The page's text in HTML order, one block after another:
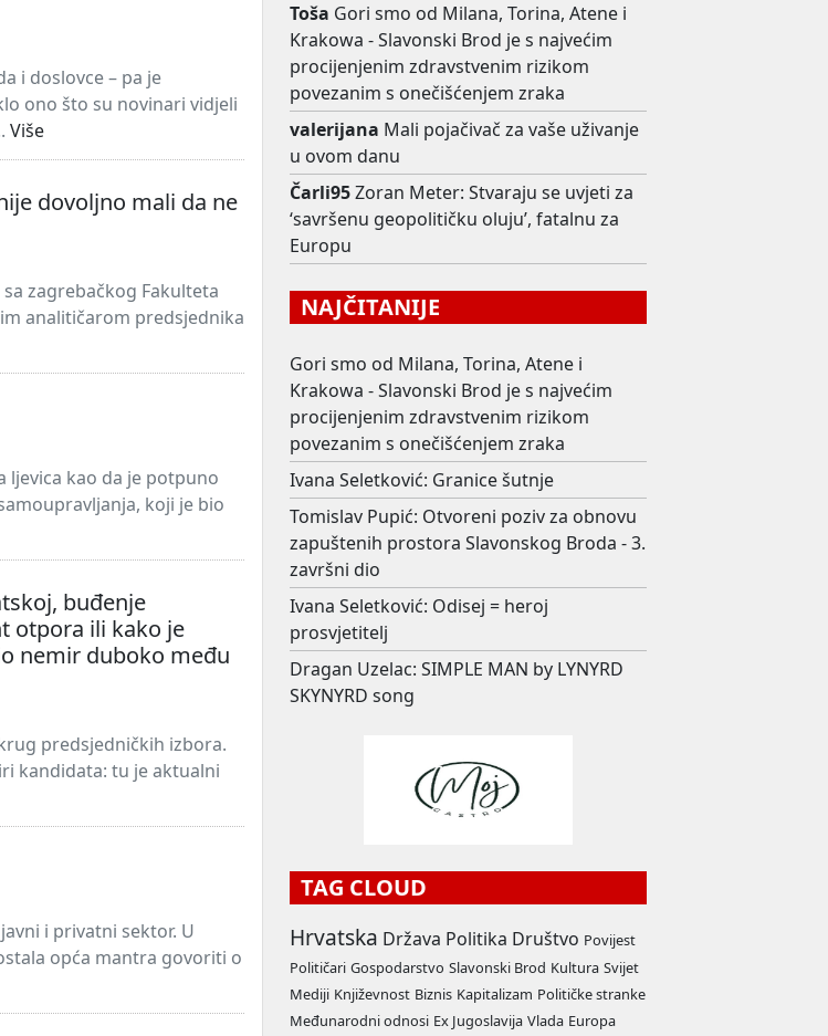
i doslovce – pa je
ono što su novinari vidjeli
Više
dovoljno mali da ne
zagrebačkog Fakulteta
analitičarom predsjednika
ljevica kao da je potpuno
koji je bio
buđenje
otpora ili kako je
nemir duboko među
predsjedničkih izbora.
kandidata: tu je aktualni
i privatni sektor. U
opća mantra govoriti o
Toša Gori smo od Milana, Torina, Atene i
Krakowa - Slavonski Brod je s najvećim
procijenjenim zdravstvenim rizikom
povezanim s onečišćenjem zraka
valerijana Mali pojačivač za vaše uživanje
u ovom danu
Čarli95Zoran Meter: Stvaraju se uvjeti za
‘savršenu geopolitičku oluju’, fatalnu za
Europu
NAJČITANIJE
Gori smo od Milana, Torina, Atene i
Krakowa - Slavonski Brod je s najvećim
procijenjenim zdravstvenim rizikom
povezanim s onečišćenjem zraka
Ivana Seletković: Granice šutnje
Tomislav Pupić: Otvoreni poziv za obnovu
zapuštenih prostora Slavonskog Broda - 3.
završni dio
Ivana Seletković: Odisej = heroj
prosvjetitelj
Dragan Uzelac: SIMPLE MAN by LYNYRD
SKYNYRD song
TAG CLOUD
Hrvatska Država Politika Društvo Povijest
Političari Gospodarstvo Slavonski Brod Kultura Svijet
Mediji Književnost Biznis Kapitalizam Političke stranke
Međunarodni odnosi Ex Jugoslavija Vlada Europa